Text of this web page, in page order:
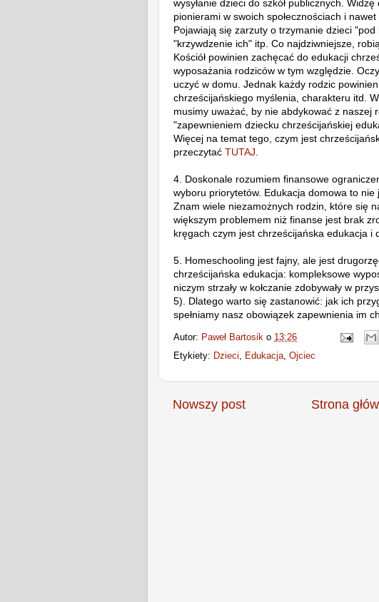
wysyłanie dzieci do szkół publicznych.
pionierami w swoich społecznościach i
Pojawiają się zarzuty o trzymanie dzieci
"krzywdzenie ich" itp. Co najdziwniejsze,
Kościół powinien zachęcać do edukacji
wyposażania rodziców w tym względzie.
uczyć w domu. Jednak każdy rodzic
chrześcijańskiego myślenia, charakteru itd.
musimy uważać, by nie abdykować z naszej
"zapewnieniem dziecku chrześcijańskiej
Więcej na temat tego, czym jest
przeczytać TUTAJ
4. Doskonale rozumiem finansowe
wyboru priorytetów. Edukacja domowa to nie
Znam wiele niezamożnych rodzin, które się
większym problemem niż finanse jest brak
kręgach czym jest chrześcijańska edukacja i
5. Homeschooling jest fajny, ale jest
chrześcijańska edukacja: kompleksowe
niczym strzały w kołczanie zdobywały w
5). Dlatego warto się zastanowić: jak ich
spełniamy nasz obowiązek zapewnienia im
Autor: Paweł Bartosik o 13:26
Etykiety: Dzieci, Edukacja, Ojciec
Nowszy post Strona